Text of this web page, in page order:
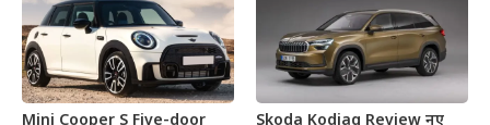
Mini Cooper S Five-door
Skoda Kodiaq Review नए